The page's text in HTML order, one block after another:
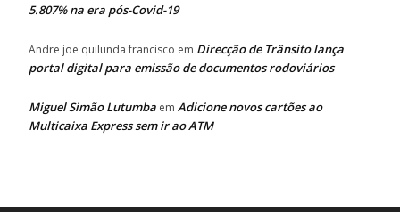
5.807% na era pós-Covid-19
Andre joe quilunda francisco em Direcção de Trânsito lança
portal digital para emissão de documentos rodoviários
Miguel Simão Lutumba em Adicione novos cartões ao
Multicaixa Express sem ir ao ATM